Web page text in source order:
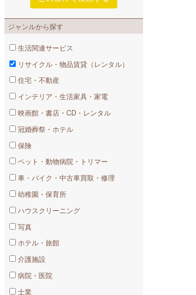
ジャンルから探す
生活関連サービス
リサイクル・物品賃貸​（レンタル）
住宅・不動産
インテリア・生活家具・家電
映画館・書店・CD・レンタル
冠婚葬祭・ホテル
保険
ペット・動物病院・トリマー
車​・バイク・中古車買取・修理
幼稚園・​保育所
ハウスクリーニング
写真
ホテル・旅館
介護施設
病院・医院
士業